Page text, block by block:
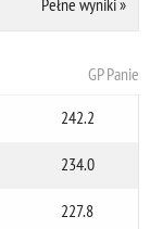
Pełne wyniki»
GP Panie
242.2
234.0
227.8